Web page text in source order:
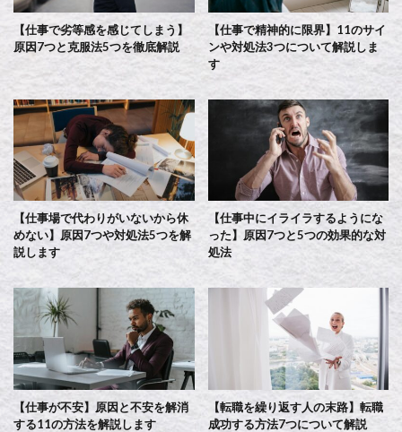
【仕事で劣等感を感じてしまう】
原因7つと克服法5つを徹底解説
【仕事で精神的に限界】11のサイ
ンや対処法3つについて解説しま
す
【仕事場で代わりがいないから休
めない】原因7つや対処法5つを解
説します
【仕事中にイライラするようにな
った】原因7つと5つの効果的な対
処法
【仕事が不安】原因と不安を解消
する11の方法を解説します
【転職を繰り返す人の末路】転職
成功する方法7つについて解説